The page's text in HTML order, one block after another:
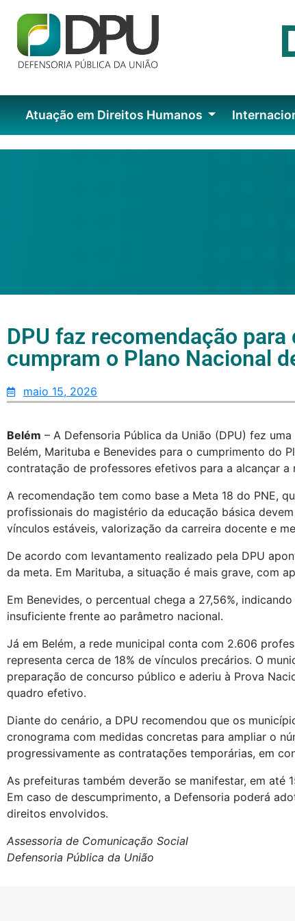
Atuação em Direitos Humanos
DPU faz recomendação
cumpram o Plano Nacional
maio 15, 2026
Belém – A Defensoria Pública da União (DPU) fez
Belém, Marituba e Benevides para o cumprimento do
contratação de professores efetivos para a alcançar a
A recomendação tem como base a Meta 18 do PNE,
profissionais do magistério da educação básica
vínculos estáveis, valorização da carreira docente e
De acordo com levantamento realizado pela DPU
da meta. Em Marituba, a situação é mais grave, com
Em Benevides, o percentual chega a 27,56%,
insuficiente frente ao parâmetro nacional.
Já em Belém, a rede municipal conta com 2.606
representa cerca de 18% de vínculos precários. O
preparação de concurso público e aderiu à Prova
quadro efetivo.
Diante do cenário, a DPU recomendou que os
cronograma com medidas concretas para ampliar o
progressivamente as contratações temporárias, em
As prefeituras também deverão se manifestar, em até
Em caso de descumprimento, a Defensoria poderá
direitos envolvidos.
Assessoria de Comunicação Social
Defensoria Pública da União